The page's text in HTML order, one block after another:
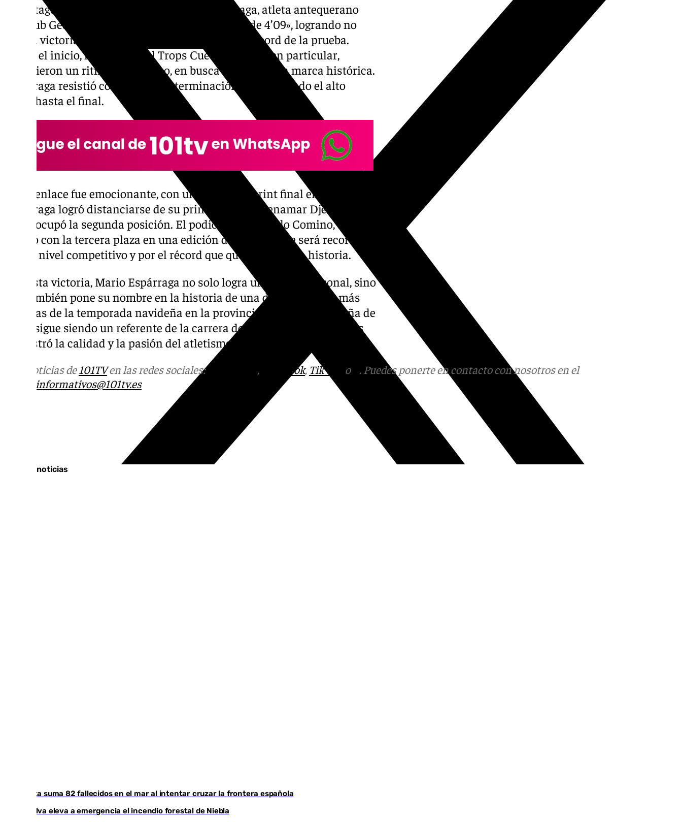
El protagonista de la jornada fue Mario Espárraga, atleta antequerano
del Club Gedysa, que, se impuso con una marca de 4’09», logrando no
solo la victoria, sino también superar el antiguo récord de la prueba.
Desde el inicio, los atletas del Trops Cueva de Nerja, en particular,
impusieron un ritmo vertiginoso, en busca de superar la marca histórica.
Espárraga resistió con fuerza y determinación, manteniendo el alto
ritmo hasta el final.
El desenlace fue emocionante, con un apretado sprint final en el que
Espárraga logró distanciarse de su principal rival, Benamar Djellal,
quien ocupó la segunda posición. El podio lo cerró Pablo Comino, quien
se alzó con la tercera plaza en una edición de la milla que será recordada
por su nivel competitivo y por el récord que quedará para la historia.
Con esta victoria, Mario Espárraga no solo logra un triunfo personal, sino
que también pone su nombre en la historia de una de las pruebas más
icónicas de la temporada navideña en la provincia. La Milla Navideña de
Nerja sigue siendo un referente de la carrera de fondo, que una vez más
demostró la calidad y la pasión del atletismo en la región.
Más noticias de 101TVen las redes sociales:Instagram , Facebook, Tik Tok o
. Puedes ponerte en contacto con nosotros en el
informativos@101tv.es
Últimas noticias
Ceuta suma 82 fallecidos en el mar al intentar cruzar la frontera española
Huelva eleva a emergencia el incendio forestal de Niebla